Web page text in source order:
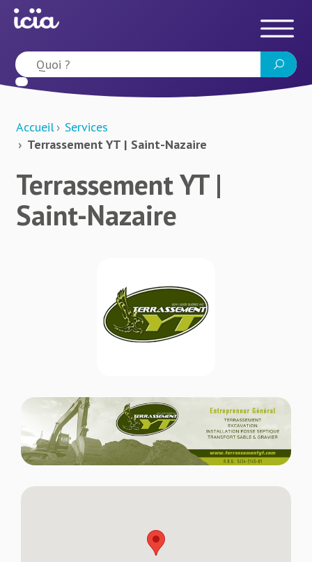
Accueil
Services
Terrassement YT | Saint-Nazaire
Terrassement YT |
Saint-Nazaire